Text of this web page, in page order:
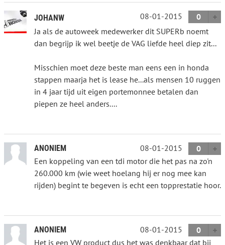
JOHANW 08-01-2015
0
Ja als de autoweek medewerker dit SUPERb noemt
dan begrijp ik wel beetje de VAG liefde heel diep zit...
Misschien moet deze beste man eens een in honda
stappen maarja het is lease he...als mensen 10 ruggen
in 4 jaar tijd uit eigen portemonnee betalen dan
piepen ze heel anders....
ANONIEM 08-01-2015
0
Een koppeling van een tdi motor die het pas na zo'n
260.000 km (wie weet hoelang hij er nog mee kan
rijden) begint te begeven is echt een topprestatie hoor.
ANONIEM 08-01-2015
0
Het is een VW product dus het was denkbaar dat bij